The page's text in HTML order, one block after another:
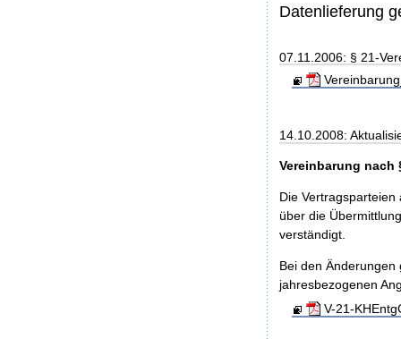
Datenlieferung
07.11.2006: § 21-
14.10.2008:
Vereinbarung nach
Die
über die
verständigt.
Bei den
jahresbezogenen
V-21-